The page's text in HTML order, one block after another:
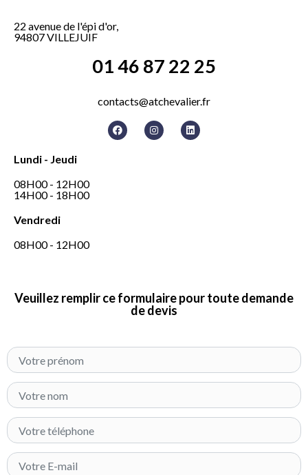
22 avenue de l'épi d'or,
94807 VILLEJUIF
01 46 87 22 25
contacts@atchevalier.fr
Lundi - Jeudi
08H00 - 12H00
14H00 - 18H00
Vendredi
08H00 - 12H00
Veuillez remplir ce formulaire pour toute demande
de devis